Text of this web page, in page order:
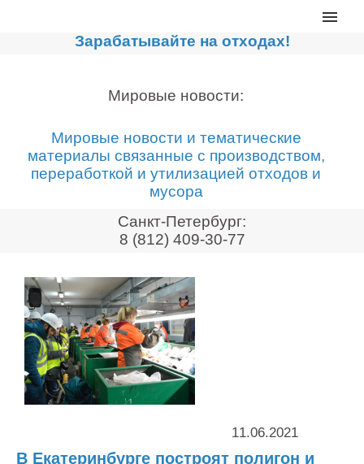
Главная
Сортировочные линии
Дробильное оборудование
Компакторы, контейнеры
Реализованные проекты
Видео
Новости компании
Мировые новости
О нас
Контакты
Оставить заявку
Зарабатывайте на отходах!
Мировые новости:
Мировые новости и тематические
материалы связанные с производством,
переработкой и утилизацией отходов и
мусора
Санкт-Петербург:
8 (812) 409-30-77
11.06.2021
В Екатеринбурге построят полигон и